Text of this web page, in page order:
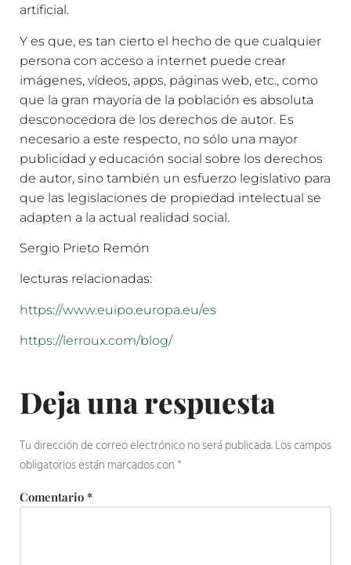
artificial.
Y es que, es tan cierto el hecho de que cualquier
persona con acceso a internet puede crear
imágenes, vídeos, apps, páginas web, etc., como
que la gran mayoría de la población es absoluta
desconocedora de los derechos de autor. Es
necesario a este respecto, no sólo una mayor
publicidad y educación social sobre los derechos
de autor, sino también un esfuerzo legislativo para
que las legislaciones de propiedad intelectual se
adapten a la actual realidad social.
Sergio Prieto Remón
lecturas relacionadas:
https://www.euipo.europa.eu/es
https://lerroux.com/blog/
Deja una respuesta
Tu dirección de correo electrónico no será publicada.Los campos
obligatorios están marcados con*
Comentario *